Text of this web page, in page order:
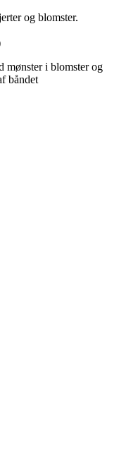
og blomster.